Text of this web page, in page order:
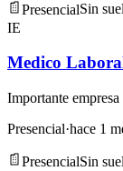
PresencialSin
IE
Medico
Importante
Presencial·hace 1
PresencialSin